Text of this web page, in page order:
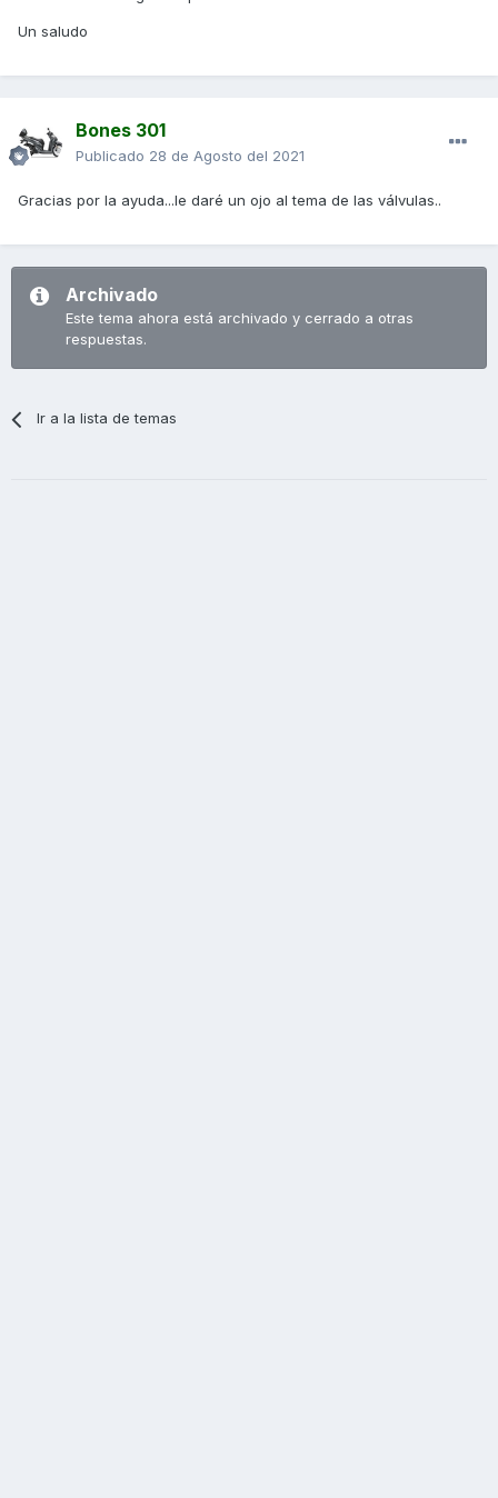
Un saludo
Bones 301
Publicado 28 de Agosto del 2021
Gracias por la ayuda...le daré un ojo al tema de las válvulas..
Archivado
Este tema ahora está archivado y cerrado a otras
respuestas.
Ir a la lista de temas